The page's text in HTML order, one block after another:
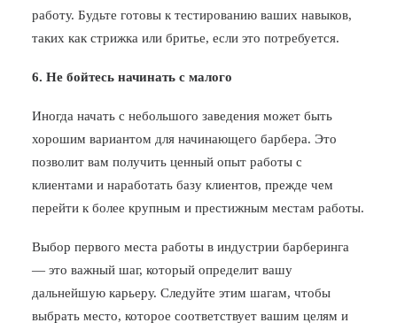
работу. Будьте готовы к тестированию ваших навыков,
таких как стрижка или бритье, если это потребуется.
6. Не бойтесь начинать с малого
Иногда начать с небольшого заведения может быть
хорошим вариантом для начинающего барбера. Это
позволит вам получить ценный опыт работы с
клиентами и наработать базу клиентов, прежде чем
перейти к более крупным и престижным местам работы.
Выбор первого места работы в индустрии барберинга
— это важный шаг, который определит вашу
дальнейшую карьеру. Следуйте этим шагам, чтобы
выбрать место, которое соответствует вашим целям и